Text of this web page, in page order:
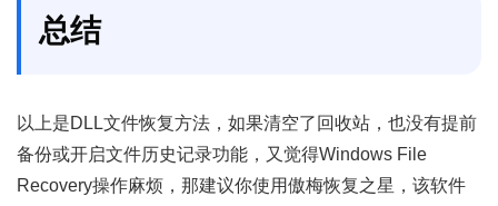
总结
以上是DLL文件恢复方法，如果清空了回收站，也没有提前
备份或开启文件历史记录功能，又觉得Windows File
Recovery操作麻烦，那建议你使用傲梅恢复之星，该软件